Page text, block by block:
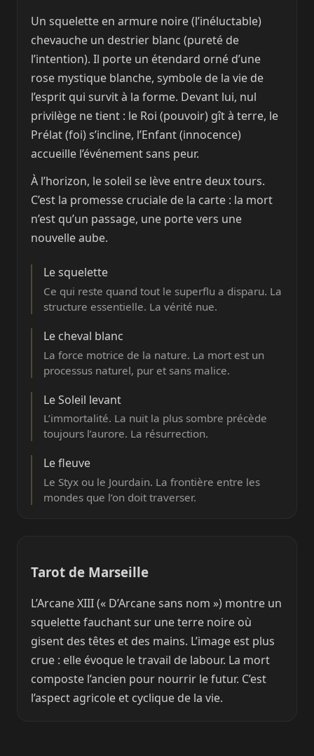
Un squelette en armure noire (l’inéluctable)
chevauche un destrier blanc (pureté de
l’intention). Il porte un étendard orné d’une
rose mystique blanche, symbole de la vie de
l’esprit qui survit à la forme. Devant lui, nul
privilège ne tient : le Roi (pouvoir) gît à terre, le
Prélat (foi) s’incline, l’Enfant (innocence)
accueille l’événement sans peur.
À l’horizon, le soleil se lève entre deux tours.
C’est la promesse cruciale de la carte : la mort
n’est qu’un passage, une porte vers une
nouvelle aube.
Le squelette
Ce qui reste quand tout le superflu a disparu. La
structure essentielle. La vérité nue.
Le cheval blanc
La force motrice de la nature. La mort est un
processus naturel, pur et sans malice.
Le Soleil levant
L’immortalité. La nuit la plus sombre précède
toujours l’aurore. La résurrection.
Le fleuve
Le Styx ou le Jourdain. La frontière entre les
mondes que l’on doit traverser.
Tarot de Marseille
L’Arcane XIII (« D’Arcane sans nom ») montre un
squelette fauchant sur une terre noire où
gisent des têtes et des mains. L’image est plus
crue : elle évoque le travail de labour. La mort
composte l’ancien pour nourrir le futur. C’est
l’aspect agricole et cyclique de la vie.